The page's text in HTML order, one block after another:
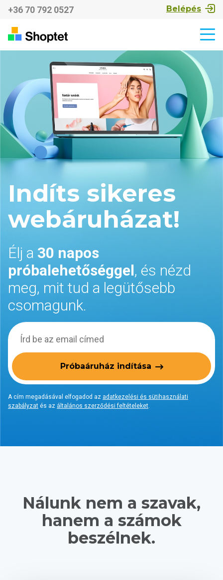
+36 70 792 0527 Belépés
Indíts sikeres
webáruházat!
Élj a 30 napos
próbalehetőséggel, és nézd
meg, mit tud a legütősebb
csomagunk.
Próbaáruház indítása
A cím megadásával elfogadod az adatkezelési és sütihasználati
szabályzat és az általános szerződési feltételeket.
Nálunk nem a szavak,
hanem a számok
beszélnek.